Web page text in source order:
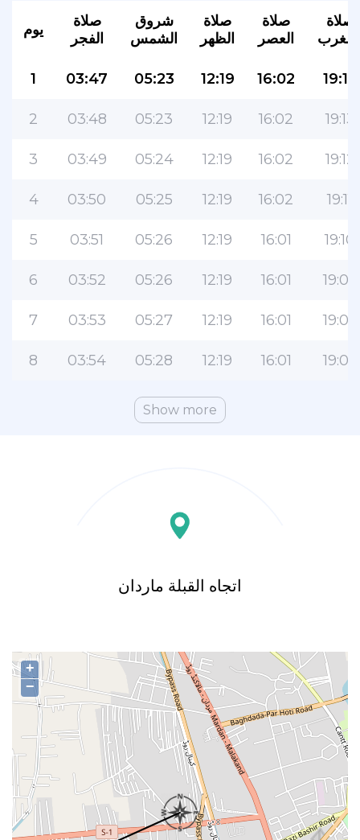
يوم
صلاة
الفجر
شروق
الشمس
صلاة
الظهر
صلاة
العصر
صلاة
1 03:47 05:23 12:19 16:02 19:13
2 03:48 05:23 12:19 16:02 19:13
3 03:49 05:24 12:19 16:02 19:12
4 03:50 05:25 12:19 16:02 19:11
5 03:51 05:26 12:19 16:01 19:10
6 03:52 05:26 12:19 16:01 19:09
7 03:53 05:27 12:19 16:01 19:08
8 03:54 05:28 12:19 16:01 19:07
Show more
اتجاه القبلة ماردان
+
−